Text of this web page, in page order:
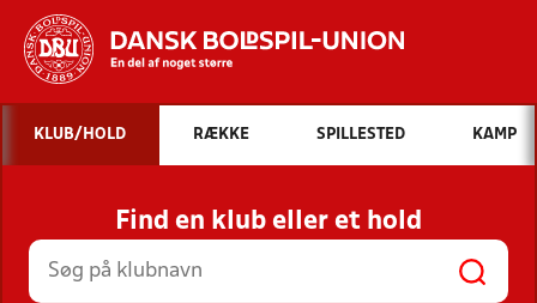
Hvad vil du søge efter?
INDHOLD OG NYHEDER
STILLINGER, RESULTATER, KLUBBER OG
HOLD
KLUB/HOLD RÆKKE SPILLESTED KAMP
Find en klub eller et hold